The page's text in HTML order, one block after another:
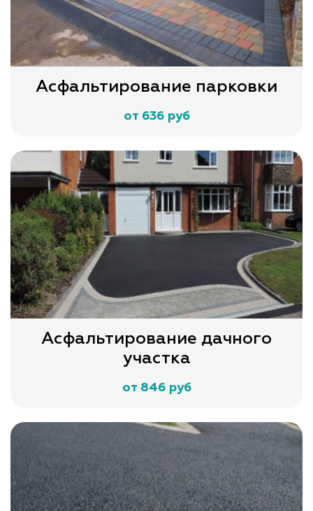
Асфальтирование парковки
от 636 руб
Асфальтирование дачного
участка
от 846 руб